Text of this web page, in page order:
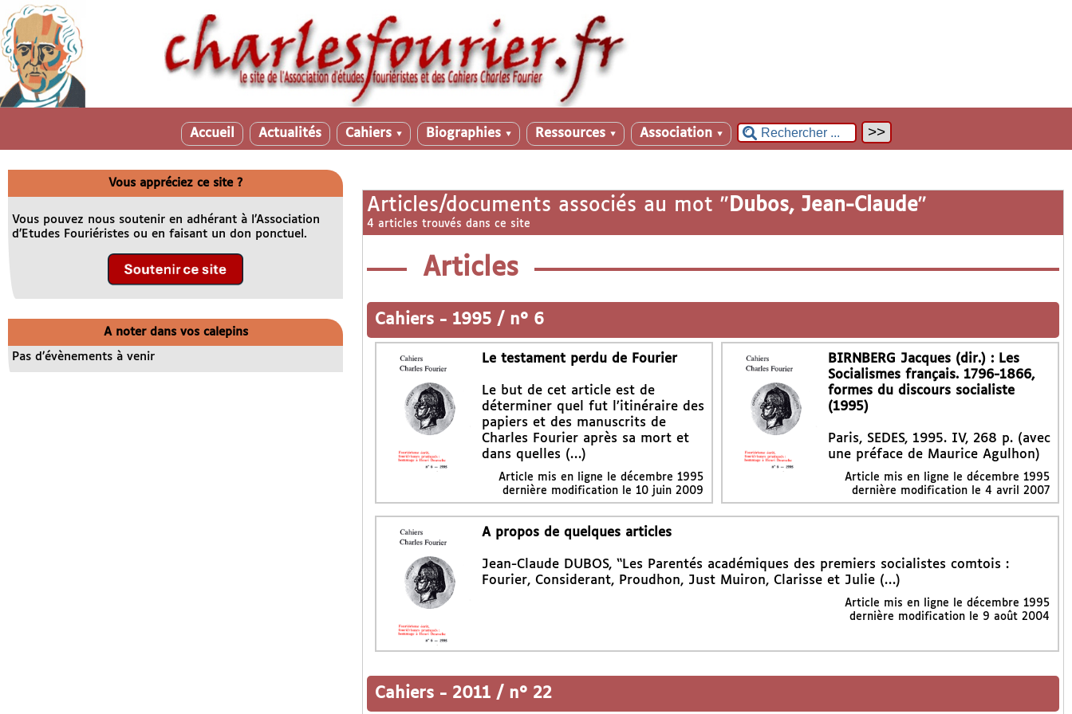
Accueil Actualités Cahiers ▼ Biographies ▼ Ressources ▼ Association ▼
Articles/documents associés au mot " Dubos, Jean-Claude"
4 articles trouvés dans ce site
Articles
Cahiers - 1995 / n° 6
Le testament perdu de Fourier
Le but de cet article est de
déterminer quel fut l’itinéraire des
papiers et des manuscrits de
Charles Fourier après sa mort et
dans quelles (…)
Article mis en ligne le décembre 1995
dernière modification le 10 juin 2009
BIRNBERG Jacques (dir.) : Les
Socialismes français. 1796-1866,
formes du discours socialiste
(1995)
Paris, SEDES, 1995. IV, 268 p. (avec
une préface de Maurice Agulhon)
Article mis en ligne ledécembre 1995
dernière modification le 4 avril 2007
A propos de quelques articles
Jean-Claude DUBOS, “Les Parentés académiques des premiers socialistes comtois :
Fourier, Considerant, Proudhon, Just Muiron, Clarisse et Julie (…)
Article mis en ligne le décembre 1995
dernière modification le 9 août 2004
Cahiers - 2011 / n° 22
Vous appréciez ce site ?
Vous pouvez nous soutenir en adhérant à l’Association
d’Etudes Fouriéristes ou en faisant un don ponctuel.
A noter dans vos calepins
Pas d’évènements à venir